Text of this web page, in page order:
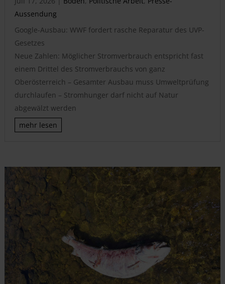
Aussendung
Google-Ausbau: WWF fordert rasche Reparatur des UVP-
Gesetzes
Neue Zahlen: Möglicher Stromverbrauch entspricht fast
einem Drittel des Stromverbrauchs von ganz
Oberösterreich – Gesamter Ausbau muss Umweltprüfung
durchlaufen – Stromhunger darf nicht auf Natur
abgewälzt werden
mehr lesen